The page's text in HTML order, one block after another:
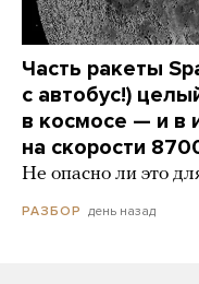
Часть ракеты
с автобус!)
в космосе — и в
на скорости
Не опасно ли это
РАЗБОР день назад